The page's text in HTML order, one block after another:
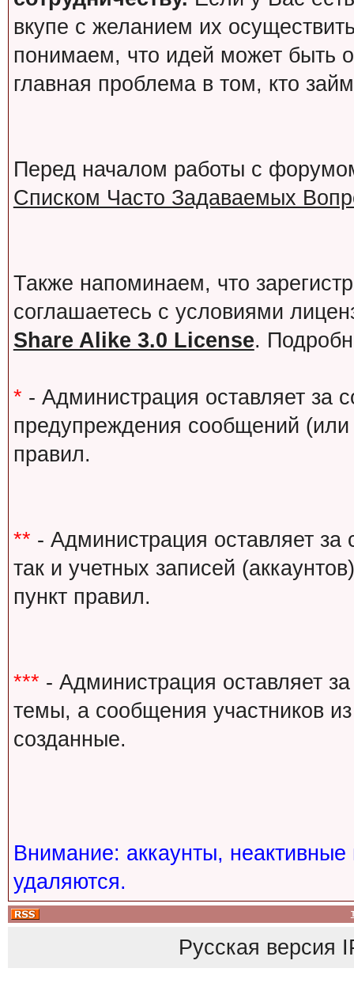
вкупе с желанием их
понимаем, что идей может быть
главная проблема в том, кто
Перед началом работы с
Списком Часто Задаваемых
Также напоминаем, что
соглашаетесь с условиями
Share Alike 3.0 License.
* - Администрация оставляет за
предупреждения сообщений
правил.
** - Администрация оставляет
так и учетных записей
пункт правил.
*** - Администрация оставляет
темы, а сообщения участников
созданные.
Внимание: аккаунты,
удаляются.
Русская версия